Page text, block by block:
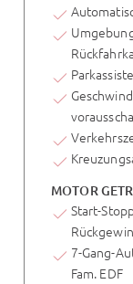
MOTOR
Start-
7-Gang-
Fam. EDF